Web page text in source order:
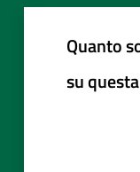
Quanto
su